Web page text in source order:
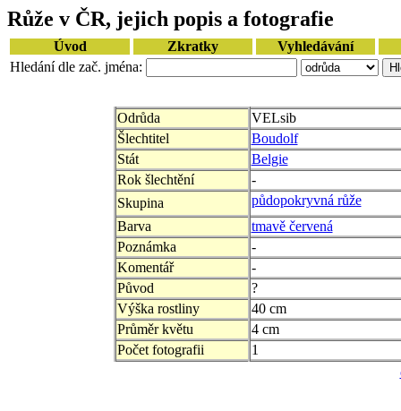
Růže v ČR, jejich popis a fotografie
Úvod Zkratky
Vyhledávání
Hledání dle zač. jména:
Odrůda
VELsib
Šlechtitel
Boudolf
Stát
Belgie
Rok šlechtění
-
Skupina
půdopokryvná růže
Barva
tmavě červená
Poznámka
-
Komentář
-
Původ
?
Výška rostliny
40 cm
Průměr květu
4 cm
Počet fotografii
1